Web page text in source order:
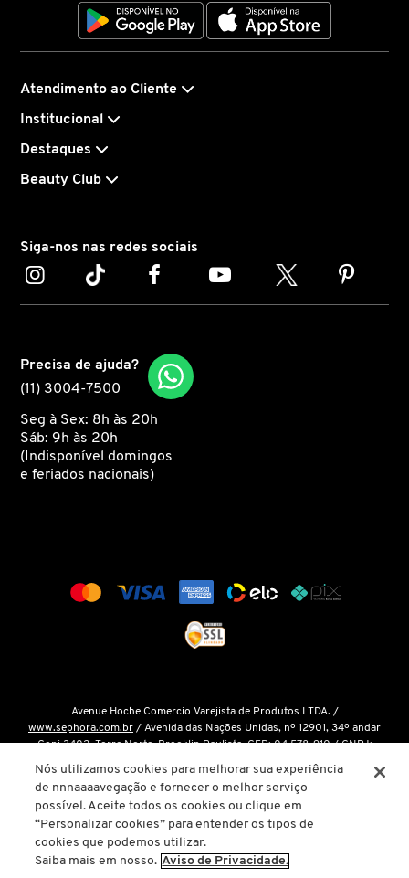
LA MER
LANCÔME
LANEIGE
LAURA MERCIER
MAB - MARCO ANTONIO DE BIAGGI
MAC
MICHAEL KORS
MISE EN SCÈNE
MIU MIU
Atendimento ao Cliente
Institucional
Destaques
Beauty Club
Siga-nos nas redes sociais
Precisa de ajuda?
(11) 3004-7500
Seg à Sex: 8h às 20h
Sáb: 9h às 20h
(Indisponível domingos
e feriados nacionais)
Avenue Hoche Comercio Varejista de Produtos LTDA. /
www.sephora.com.br / Avenida das Nações Unidas, nº 12901, 34º andar
Conj 3402, Torre Norte, Brooklin Paulista, CEP: 04.578-910 / CNPJ:
O único site oficial da Sephora Brasil é o www.sephora.com.br
nossas promoções podem ser conferidas diretamente em nossas lojas, app
ou em nosso site oficial. Não preencha ou forneça dados pessoais para
links ou páginas não oficiais.
Nós utilizamos cookies para melhorar sua experiência
de nnnaaaavegação e fornecer o melhor serviço
possível. Aceite todos os cookies ou clique em
“Personalizar cookies” para entender os tipos de
cookies que podemos utilizar.
Saiba mais em nosso. Aviso de Privacidade.